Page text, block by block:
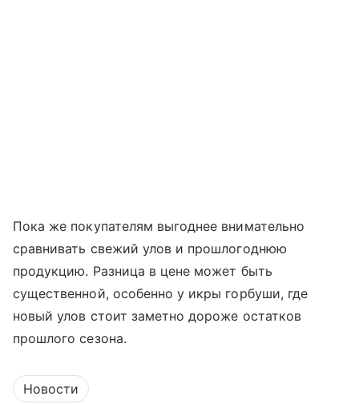
Пока же покупателям выгоднее внимательно
сравнивать свежий улов и прошлогоднюю
продукцию. Разница в цене может быть
существенной, особенно у икры горбуши, где
новый улов стоит заметно дороже остатков
прошлого сезона.
Новости